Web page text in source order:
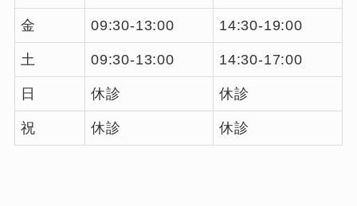
金 09:30-13:00 14:30-19:00
土 09:30-13:00 14:30-17:00
日 休診 休診
祝 休診 休診